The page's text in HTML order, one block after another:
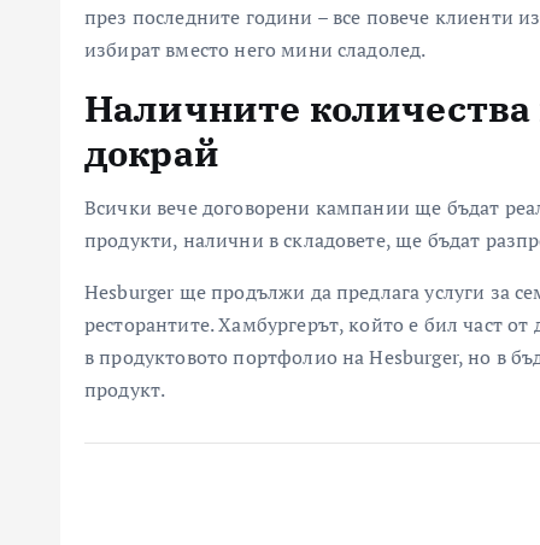
през последните години – все повече клиенти
избират вместо него мини сладолед.
Наличните
докрай
Всички вече договорени кампании ще бъдат
продукти, налични в складовете, ще бъдат
Hesburger ще продължи да предлага услуги за
ресторантите. Хамбургерът, който е бил част
в продуктовото портфолио на Hesburger, но в
продукт.